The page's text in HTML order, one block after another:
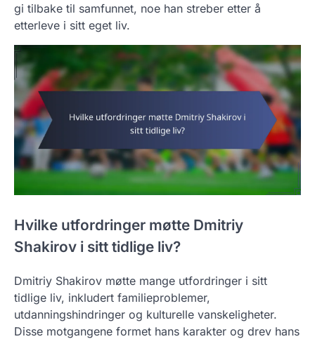
gi tilbake til samfunnet, noe han streber etter å
etterleve i sitt eget liv.
Hvilke utfordringer møtte Dmitriy
Shakirov i sitt tidlige liv?
Dmitriy Shakirov møtte mange utfordringer i sitt
tidlige liv, inkludert familieproblemer,
utdanningshindringer og kulturelle vanskeligheter.
Disse motgangene formet hans karakter og drev hans